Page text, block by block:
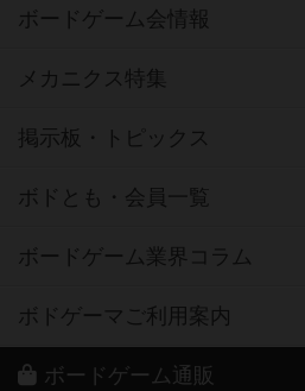
ボードゲーム会情報
メカニクス特集
掲示板・トピックス
ボドとも・会員一覧
ボードゲーム業界コラム
ボドゲーマご利用案内
ボードゲーム通販